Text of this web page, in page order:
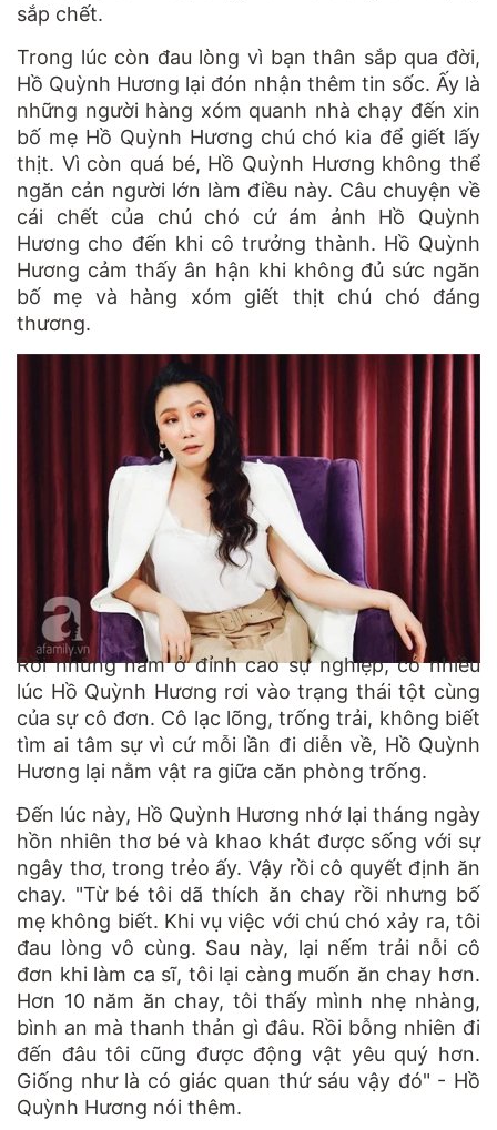
sắp chết.
Trong lúc còn đau lòng vì bạn thân sắp qua đời,
Hồ Quỳnh Hương lại đón nhận thêm tin sốc. Ấy là
những người hàng xóm quanh nhà chạy đến xin
bố mẹ Hồ Quỳnh Hương chú chó kia để giết lấy
thịt. Vì còn quá bé, Hồ Quỳnh Hương không thể
ngăn cản người lớn làm điều này. Câu chuyện về
cái chết của chú chó cứ ám ảnh Hồ Quỳnh
Hương cho đến khi cô trưởng thành. Hồ Quỳnh
Hương cảm thấy ân hận khi không đủ sức ngăn
bố mẹ và hàng xóm giết thịt chú chó đáng
thương.
Rồi những năm ở đỉnh cao sự nghiệp, có nhiều
lúc Hồ Quỳnh Hương rơi vào trạng thái tột cùng
của sự cô đơn. Cô lạc lõng, trống trải, không biết
tìm ai tâm sự vì cứ mỗi lần đi diễn về, Hồ Quỳnh
Hương lại nằm vật ra giữa căn phòng trống.
Đến lúc này, Hồ Quỳnh Hương nhớ lại tháng ngày
hồn nhiên thơ bé và khao khát được sống với sự
ngây thơ, trong trẻo ấy. Vậy rồi cô quyết định ăn
chay. "Từ bé tôi dã thích ăn chay rồi nhưng bố
mẹ không biết. Khi vụ việc với chú chó xảy ra, tôi
đau lòng vô cùng. Sau này, lại nếm trải nỗi cô
đơn khi làm ca sĩ, tôi lại càng muốn ăn chay hơn.
Hơn 10 năm ăn chay, tôi thấy mình nhẹ nhàng,
bình an mà thanh thản gì đâu. Rồi bỗng nhiên đi
đến đâu tôi cũng được động vật yêu quý hơn.
Giống như là có giác quan thứ sáu vậy đó" - Hồ
Quỳnh Hương nói thêm.